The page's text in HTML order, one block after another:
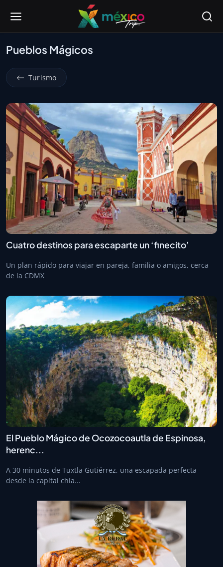
Pueblos Mágicos
Turismo
Cuatro destinos para escaparte un ‘finecito’
Un plan rápido para viajar en pareja, familia o amigos, cerca
de la CDMX
El Pueblo Mágico de Ocozocoautla de Espinosa,
herenc...
A 30 minutos de Tuxtla Gutiérrez, una escapada perfecta
desde la capital chia...